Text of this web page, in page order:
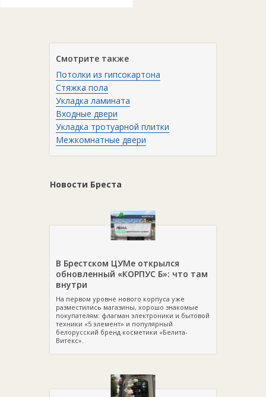
Смотрите также
Потолки из гипсокартона
Стяжка пола
Укладка ламината
Входные двери
Укладка тротуарной плитки
Межкомнатные двери
Новости Бреста
В Брестском ЦУМе открылся
обновленный «КОРПУС Б»: что там
внутри
На первом уровне нового корпуса уже
разместились магазины, хорошо знакомые
покупателям: флагман электроники и бытовой
техники «5 элемент» и популярный
белорусский бренд косметики «Белита-
Витекс».